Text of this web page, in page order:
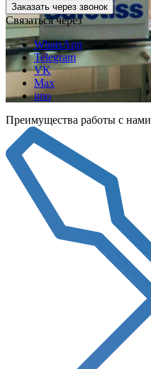
Заказать через звонок
Связаться через
WhatsApp
Telegram
VK
Max
imo
Преимущества работы с нами